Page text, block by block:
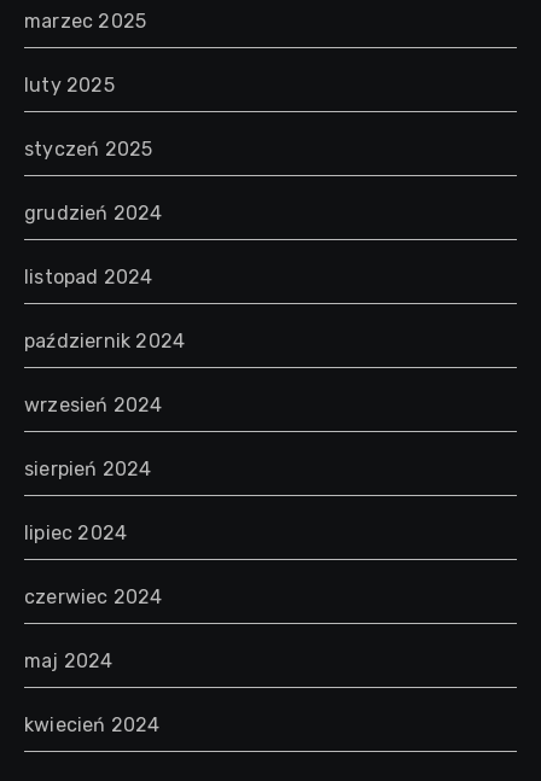
marzec 2025
luty 2025
styczeń 2025
grudzień 2024
listopad 2024
październik 2024
wrzesień 2024
sierpień 2024
lipiec 2024
czerwiec 2024
maj 2024
kwiecień 2024